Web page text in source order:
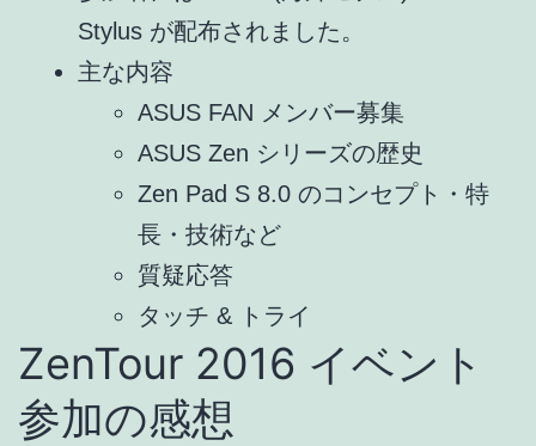
Stylus が配布されました。
主な内容
ASUS FAN メンバー募集
ASUS Zen シリーズの歴史
Zen Pad S 8.0 のコンセプト・特
長・技術など
質疑応答
タッチ & トライ
ZenTour 2016 イベント
参加の感想